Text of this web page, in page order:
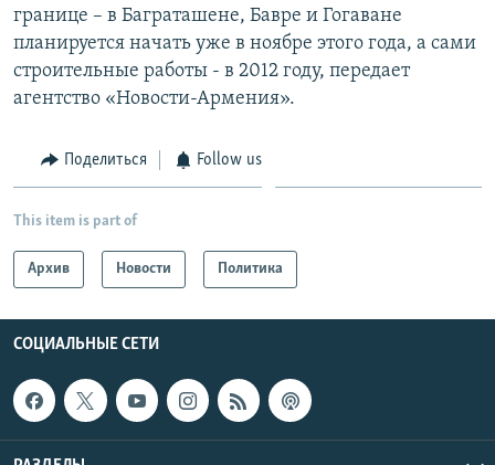
границе – в Баграташене, Бавре и Гогаване
планируется начать уже в ноябре этого года, а сами
строительные работы - в 2012 году, передает
агентство «Новости-Армения».
Поделиться Follow us
This item is part of
Архив Новости Политика
СОЦИАЛЬНЫЕ СЕТИ